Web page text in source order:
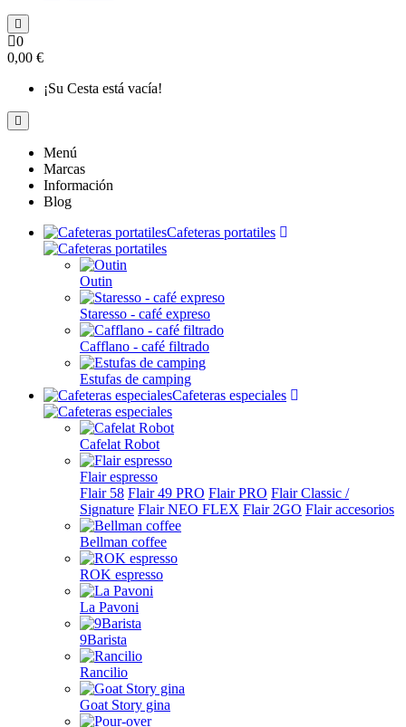
0
0,00 €
¡Su Cesta está vacía!
Menú
Marcas
Información
Blog
Cafeteras portatiles
Outin
Staresso - café expreso
Cafflano - café filtrado
Estufas de camping
Cafeteras especiales
Cafelat Robot
Flair espresso
Flair 58 Flair 49 PRO Flair PRO Flair Classic /
Signature Flair NEO FLEX Flair 2GO Flair accesorios
Bellman coffee
ROK espresso
La Pavoni
9Barista
Rancilio
Goat Story gina